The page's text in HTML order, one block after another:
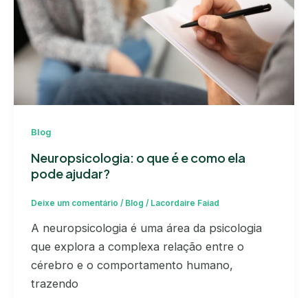
Blog
Neuropsicologia: o que é e como ela
pode ajudar?
Deixe um comentário / Blog / Lacordaire Faiad
A neuropsicologia é uma área da psicologia
que explora a complexa relação entre o
cérebro e o comportamento humano,
trazendo